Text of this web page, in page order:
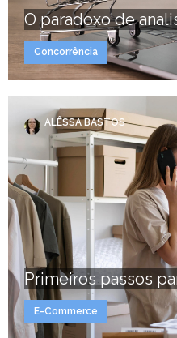
O paradoxo de
Concorrência
ALÊSSA BASTOS
Primeiros passos
E-Commerce